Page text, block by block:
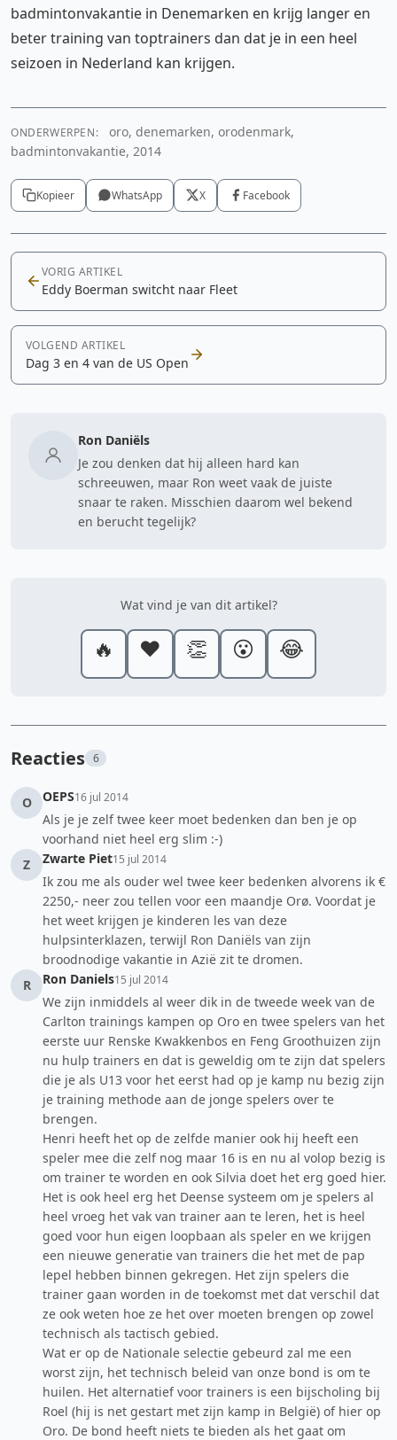
badmintonvakantie in Denemarken en krijg langer en
beter training van toptrainers dan dat je in een heel
seizoen in Nederland kan krijgen.
ONDERWERPEN:
oro, denemarken, orodenmark,
badmintonvakantie, 2014
Kopieer WhatsApp X Facebook
VORIG ARTIKEL
Eddy Boerman switcht naar Fleet
VOLGEND ARTIKEL
Dag 3 en 4 van de US Open
Ron Daniëls
Je zou denken dat hij alleen hard kan
schreeuwen, maar Ron weet vaak de juiste
snaar te raken. Misschien daarom wel bekend
en berucht tegelijk?
Wat vind je van dit artikel?
🔥 ❤️ 👏 😮 😂
Reacties 6
O OEPS16 jul 2014
Als je je zelf twee keer moet bedenken dan ben je op
voorhand niet heel erg slim :-)
Z
Zwarte Piet15 jul 2014
Ik zou me als ouder wel twee keer bedenken alvorens ik €
2250,- neer zou tellen voor een maandje Orø. Voordat je
het weet krijgen je kinderen les van deze
hulpsinterklazen, terwijl Ron Daniëls van zijn
broodnodige vakantie in Azië zit te dromen.
R
Ron Daniels15 jul 2014
We zijn inmiddels al weer dik in de tweede week van de
Carlton trainings kampen op Oro en twee spelers van het
eerste uur Renske Kwakkenbos en Feng Groothuizen zijn
nu hulp trainers en dat is geweldig om te zijn dat spelers
die je als U13 voor het eerst had op je kamp nu bezig zijn
je training methode aan de jonge spelers over te
brengen.
Henri heeft het op de zelfde manier ook hij heeft een
speler mee die zelf nog maar 16 is en nu al volop bezig is
om trainer te worden en ook Silvia doet het erg goed hier.
Het is ook heel erg het Deense systeem om je spelers al
heel vroeg het vak van trainer aan te leren, het is heel
goed voor hun eigen loopbaan als speler en we krijgen
een nieuwe generatie van trainers die het met de pap
lepel hebben binnen gekregen. Het zijn spelers die
trainer gaan worden in de toekomst met dat verschil dat
ze ook weten hoe ze het over moeten brengen op zowel
technisch als tactisch gebied.
Wat er op de Nationale selectie gebeurd zal me een
worst zijn, het technisch beleid van onze bond is om te
huilen. Het alternatief voor trainers is een bijscholing bij
Roel (hij is net gestart met zijn kamp in België) of hier op
Oro. De bond heeft niets te bieden als het gaat om